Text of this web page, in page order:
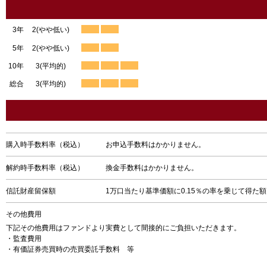
3年
5年
10年
総合
2(やや低い)
2(やや低い)
3(平均的)
3(平均的)
購入時手数料率（税込） お申込手数料はかかりません。
解約時手数料率（税込） 換金手数料はかかりません。
信託財産留保額 1万口当たり基準価額に0.15％の率を乗じて得た額
その他費用
下記その他費用はファンドより実費として間接的にご負担いただきます。
・監査費用
・有価証券売買時の売買委託手数料 等